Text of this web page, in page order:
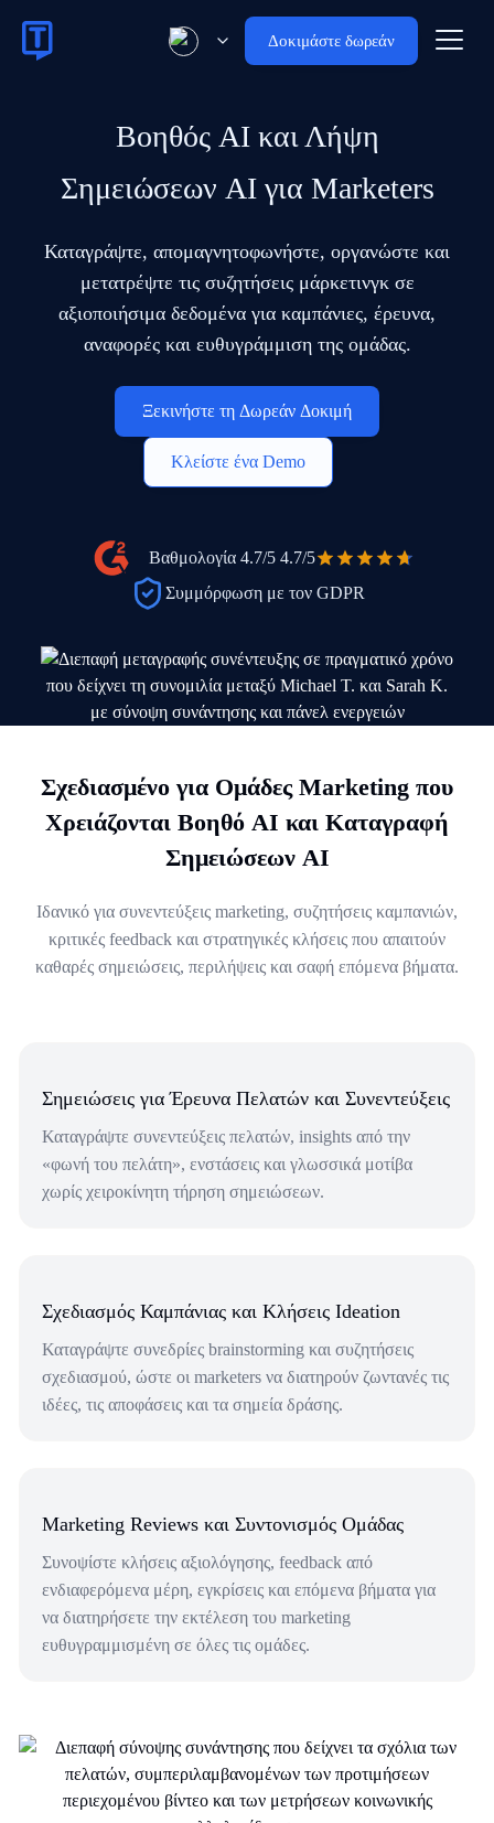
Δοκιμάστε δωρεάν
Βοηθός AI και Λήψη
Σημειώσεων AI για Marketers
Καταγράψτε, απομαγνητοφωνήστε, οργανώστε και
μετατρέψτε τις συζητήσεις μάρκετινγκ σε
αξιοποιήσιμα δεδομένα για καμπάνιες, έρευνα,
αναφορές και ευθυγράμμιση της ομάδας.
Ξεκινήστε τη Δωρεάν Δοκιμή
Κλείστε ένα Demo
Βαθμολογία 4.7/54.7/5
Συμμόρφωση με τον GDPR
Σχεδιασμένο για Ομάδες Marketing που
Χρειάζονται Βοηθό AI και Καταγραφή
Σημειώσεων AI
Ιδανικό για συνεντεύξεις marketing, συζητήσεις καμπανιών,
κριτικές feedback και στρατηγικές κλήσεις που απαιτούν
καθαρές σημειώσεις, περιλήψεις και σαφή επόμενα βήματα.
Σημειώσεις για Έρευνα Πελατών και Συνεντεύξεις
Καταγράψτε συνεντεύξεις πελατών, insights από την
«φωνή του πελάτη», ενστάσεις και γλωσσικά μοτίβα
χωρίς χειροκίνητη τήρηση σημειώσεων.
Σχεδιασμός Καμπάνιας και Κλήσεις Ideation
Καταγράψτε συνεδρίες brainstorming και συζητήσεις
σχεδιασμού, ώστε οι marketers να διατηρούν ζωντανές τις
ιδέες, τις αποφάσεις και τα σημεία δράσης.
Marketing Reviews και Συντονισμός Ομάδας
Συνοψίστε κλήσεις αξιολόγησης, feedback από
ενδιαφερόμενα μέρη, εγκρίσεις και επόμενα βήματα για
να διατηρήσετε την εκτέλεση του marketing
ευθυγραμμισμένη σε όλες τις ομάδες.